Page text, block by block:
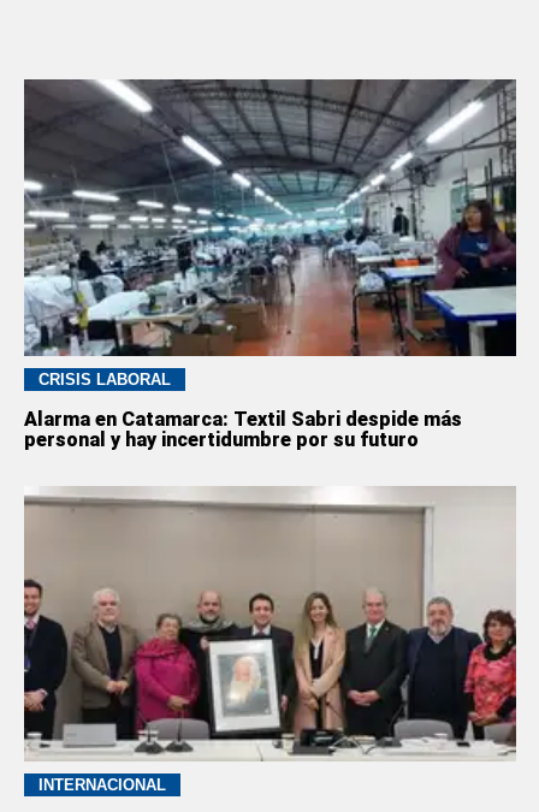
CRISIS LABORAL
Alarma en Catamarca: Textil Sabri despide más
personal y hay incertidumbre por su futuro
INTERNACIONAL